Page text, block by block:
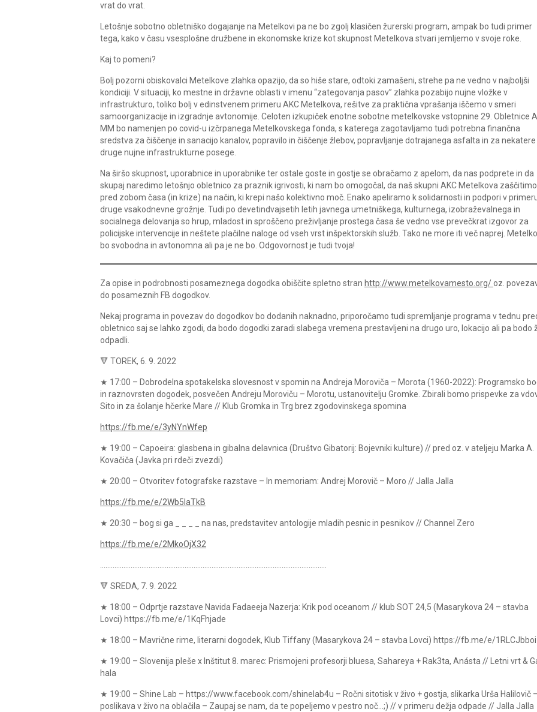
vrat do vrat.
Letošnje sobotno obletniško dogajanje na Metelkovi pa ne bo zgolj klasičen žurerski program, ampak bo tudi primer
tega, kako v času vsesplošne družbene in ekonomske krize kot skupnost Metelkova stvari jemljemo v svoje roke.
Kaj to pomeni?
Bolj pozorni obiskovalci Metelkove zlahka opazijo, da so hiše stare, odtoki zamašeni, strehe pa ne vedno v najboljši
kondiciji. V situaciji, ko mestne in državne oblasti v imenu “zategovanja pasov” zlahka pozabijo nujne vložke v
infrastrukturo, toliko bolj v edinstvenem primeru AKC Metelkova, rešitve za praktična vprašanja iščemo v smeri
samoorganizacije in izgradnje avtonomije. Celoten izkupiček enotne sobotne metelkovske vstopnine 29. Obletnice
MM bo namenjen po covid-u izčrpanega Metelkovskega fonda, s katerega zagotavljamo tudi potrebna finančna
sredstva za čiščenje in sanacijo kanalov, popravilo in čiščenje žlebov, popravljanje dotrajanega asfalta in za nekatere
druge nujne infrastrukturne posege.
Na širšo skupnost, uporabnice in uporabnike ter ostale goste in gostje se obračamo z apelom, da nas podprete in da
skupaj naredimo letošnjo obletnico za praznik igrivosti, ki nam bo omogočal, da naš skupni AKC Metelkova zaščitimo
pred zobom časa (in krize) na način, ki krepi našo kolektivno moč. Enako apeliramo k solidarnosti in podpori v
druge vsakodnevne grožnje. Tudi po devetindvajsetih letih javnega umetniškega, kulturnega, izobraževalnega in
socialnega delovanja so hrup, mladost in sproščeno preživljanje prostega časa še vedno vse prevečkrat izgovor za
policijske intervencije in neštete plačilne naloge od vseh vrst inšpektorskih služb. Tako ne more iti več naprej.
bo svobodna in avtonomna ali pa je ne bo. Odgovornost je tudi tvoja!
Za opise in podrobnosti posameznega dogodka obiščite spletno stran http://www.metelkovamesto.org/oz.
do posameznih FB dogodkov.
Nekaj programa in povezav do dogodkov bo dodanih naknadno, priporočamo tudi spremljanje programa v tednu
obletnico saj se lahko zgodi, da bodo dogodki zaradi slabega vremena prestavljeni na drugo uro, lokacijo ali pa bodo
odpadli.
🔻 TOREK, 6. 9. 2022
★ 17:00 – Dobrodelna spotakelska slovesnost v spomin na Andreja Moroviča – Morota (1960-2022): Programsko
in raznovrsten dogodek, posvečen Andreju Moroviču – Morotu, ustanovitelju Gromke. Zbirali bomo prispevke za
Sito in za šolanje hčerke Mare // Klub Gromka in Trg brez zgodovinskega spomina
https://fb.me/e/3yNYnWfep
★ 19:00 – Capoeira: glasbena in gibalna delavnica (Društvo Gibatorij: Bojevniki kulture) // pred oz. v ateljeju Marka A.
Kovačiča (Javka pri rdeči zvezdi)
★ 20:00 – Otvoritev fotografske razstave – In memoriam: Andrej Morovič – Moro // Jalla Jalla
https://fb.me/e/2Wb5IaTkB
★ 20:30 – bog si ga _ _ _ _ na nas, predstavitev antologije mladih pesnic in pesnikov // Channel Zero
https://fb.me/e/2MkoOjX32
………………………………………………………………………………………………………………
🔻 SREDA, 7. 9. 2022
★ 18:00 – Odprtje razstave Navida Fadaeeja Nazerja: Krik pod oceanom // klub SOT 24,5 (Masarykova 24 – stavba
Lovci) https://fb.me/e/1KqFhjade
★ 18:00 – Mavrične rime, literarni dogodek, Klub Tiffany (Masarykova 24 – stavba Lovci) https://fb.me/e/1RLCJbboi
★ 19:00 – Slovenija pleše x Inštitut 8. marec: Prismojeni profesorji bluesa, Sahareya + Rak3ta, Anásta // Letni vrt &
hala
★ 19:00 – Shine Lab – https://www.facebook.com/shinelab4u – Ročni sitotisk v živo + gostja, slikarka Urša Halilovič –
poslikava v živo na oblačila – Zaupaj se nam, da te popeljemo v pestro noč…;) // v primeru dežja odpade // Jalla Jalla